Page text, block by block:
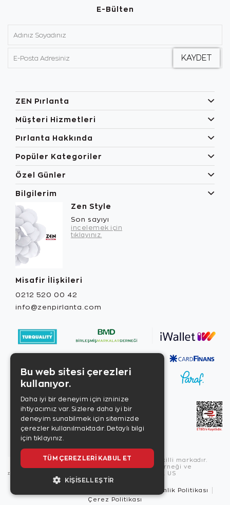
E-Bülten
ZEN Pırlanta
Müşteri Hizmetleri
Pırlanta Hakkında
Popüler Kategoriler
Özel Günler
Bilgilerim
Zen Style
Son sayıyı
incelemek için
tıklayınız.
Misafir İlişkileri
0212 520 00 42
info@zenpirlanta.com
Copyright © 2026, Zen Diamond tescilli markadır.
Zen Diamond Birleşmiş Markalar Derneği ve
Turquality Destek Programı üyesidir. US
Güvenlik Politikası
Çerez Politikası
Bu web sitesi çerezleri
kullanıyor.
Daha iyi bir deneyim için izninize
ihtiyacımız var. Sizlere daha iyi bir
deneyim sunabilmek için sitemizde
çerezler kullanılmaktadır. Detaylı bilgi
için tıklayınız.
TÜM ÇEREZLERI KABUL ET
KIŞISELLEŞTIR